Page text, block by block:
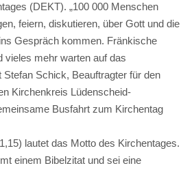
(DEKT). „100 000 Menschen
feiern, diskutieren, über Gott und die
Gespräch kommen. Fränkische
vieles mehr warten auf das
Stefan Schick, Beauftragter für den
Kirchenkreis Lüdenscheid-
Busfahrt zum Kirchentag
lautet das Motto des Kirchentages.
einem Bibelzitat und sei eine